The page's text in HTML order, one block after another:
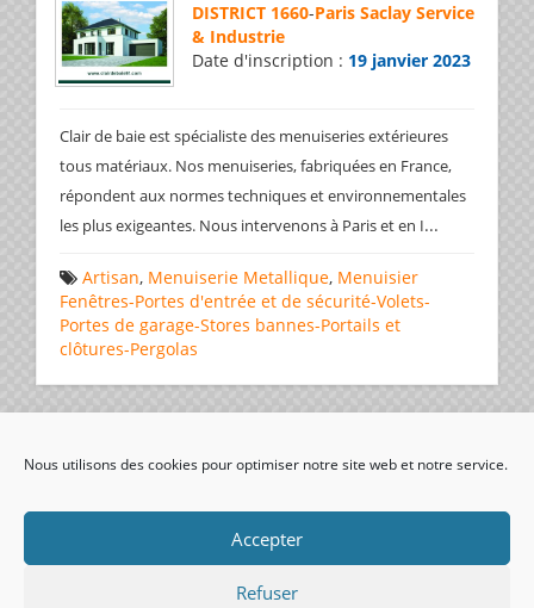
Nous utilisons des cookies pour optimiser notre site web et notre service.
Accepter
Refuser
DISTRICT 1660-Paris Saclay Service
& Industrie
Date d'inscription : 19 janvier 2023
Clair de baie est spécialiste des menuiseries extérieures
tous matériaux. Nos menuiseries, fabriquées en France,
répondent aux normes techniques et environnementales
les plus exigeantes. Nous intervenons à Paris et en I...
Artisan, Menuiserie Metallique, Menuisier
Fenêtres-Portes d'entrée et de sécurité-Volets-
Portes de garage-Stores bannes-Portails et
clôtures-Pergolas
visiteurs uniques: